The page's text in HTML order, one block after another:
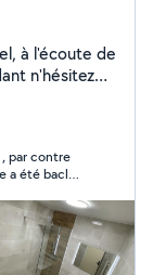
à l'écoute de
n'hésitez
par contre